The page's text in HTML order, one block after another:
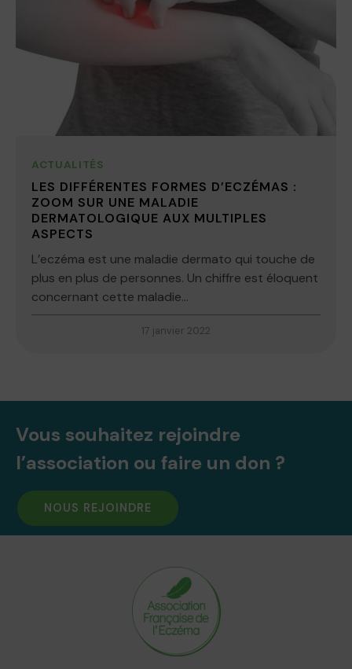
ACTUALITÉS
LES DIFFÉRENTES FORMES D’ECZÉMAS :
ZOOM SUR UNE MALADIE
DERMATOLOGIQUE AUX MULTIPLES
ASPECTS
L’eczéma est une maladie dermato qui touche de
plus en plus de personnes. Un chiffre est éloquent
concernant cette maladie...
17 janvier 2022
Vous souhaitez rejoindre
l’association ou faire un don ?
NOUS REJOINDRE